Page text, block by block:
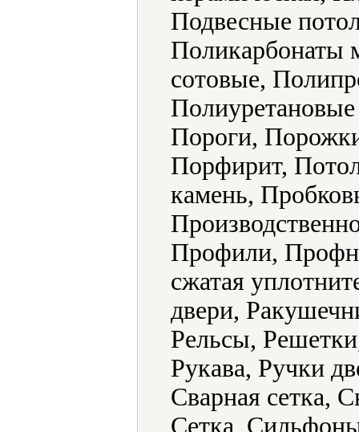
Подвесные
Поликарбонаты
сотовые,
Пороги,
Порфирит,
камень,
Профили,
сжатая
двери,
Рельсы,
Рукава, Ручки
Сварная сетка,
Сетка,